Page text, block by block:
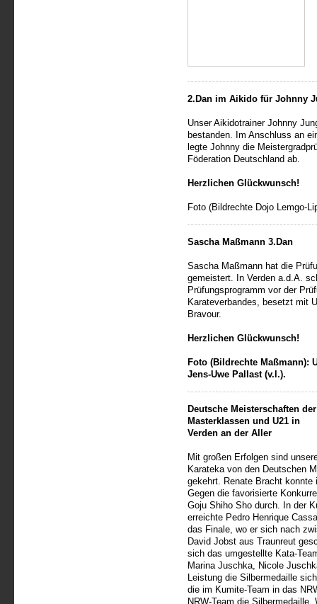
2.Dan im Aikido für Johnny
Unser Aikidotrainer Johnny
bestanden. Im Anschluss an
legte Johnny die
Föderation Deutschland ab.
Herzlichen Glückwunsch!
Foto (Bildrechte Dojo Lemgo-
Sascha Maßmann 3.Dan
Sascha Maßmann hat die
gemeistert. In Verden a.d.A.
Prüfungsprogramm vor der
Karateverbandes, besetzt mit
Bravour.
Herzlichen Glückwunsch!
Foto (Bildrechte Maßmann):
Jens-Uwe Pallast (v.l.).
Deutsche Meisterschaften der
Masterklassen und U21 in
Verden an der Aller
Mit großen Erfolgen sind
Karateka von den Deutschen
gekehrt. Renate Bracht
Gegen die favorisierte
Goju Shiho Sho durch. In der
erreichte Pedro Henrique
das Finale, wo er sich nach
David Jobst aus Traunreut
sich das umgestellte Kata-
Marina Juschka, Nicole
Leistung die Silbermedaille
die im Kumite-Team in das
NRW-Team die